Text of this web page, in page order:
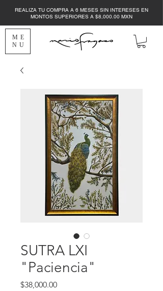
ME
NU
REALIZA TU COMPRA A 6 MESES SIN INTERESES EN
MONTOS SUPERIORES A $8,000.00 MXN
SUTRA LXI
"Paciencia"
$38,000.00Precio